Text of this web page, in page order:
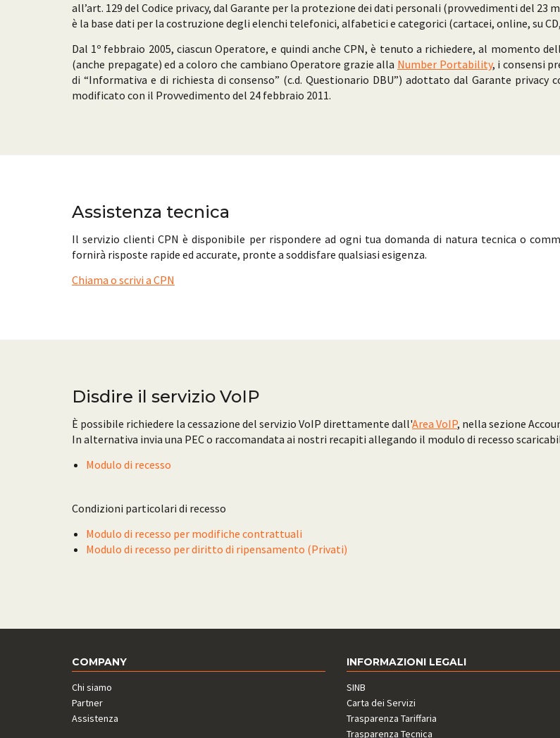
all’art. 129 del Codice privacy, dal Garante per la protezione dei dati personali (provvedimenti del 23
è la base dati per la costruzione degli elenchi telefonici, alfabetici e categorici (cartacei, online, su
Dal 1º febbraio 2005, ciascun Operatore, e quindi anche CPN, è tenuto a richiedere, al
(anche prepagate) ed a coloro che cambiano Operatore grazie alla Number Portability, i consensi
di “Informativa e di richiesta di consenso” (c.d. Questionario DBU”) adottato dal Garante
modificato con il Provvedimento del 24 febbraio 2011.
Assistenza tecnica
Il servizio clienti CPN è disponibile per rispondere ad ogni tua domanda di natura tecnica o
fornirà risposte rapide ed accurate, pronte a soddisfare qualsiasi esigenza.
Chiama o scrivi a CPN
Disdire il servizio VoIP
È possibile richiedere la cessazione del servizio VoIP direttamente dall'Area VoIP, nella sezione
In alternativa invia una PEC o raccomandata ai nostri recapiti allegando il modulo di recesso
Modulo di recesso
Condizioni particolari di recesso
Modulo di recesso per modifiche contrattuali
Modulo di recesso per diritto di ripensamento (Privati)
COMPANY
Chi siamo
Partner
Assistenza
INFORMAZIONI LEGALI
SINB
Carta dei Servizi
Trasparenza Tariffaria
Trasparenza Tecnica